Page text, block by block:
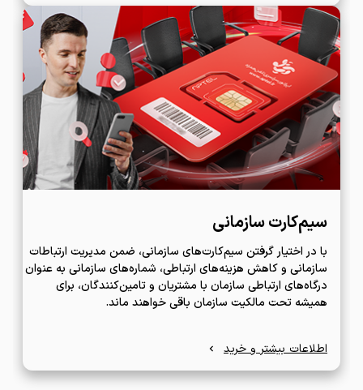
سیم‌کارت سازمانی
با در اختیار گرفتن سیم‌کارت‌های سازمانی، ضمن مدیریت ارتباطات
سازمانی و کاهش هزینه‌های ارتباطی، شماره‌های سازمانی به عنوان
درگاه‌های ارتباطی سازمان با مشتریان و تامین‌کنندگان، برای
همیشه تحت مالکیت سازمان باقی خواهند ماند.
اطلاعات بیشتر و خرید